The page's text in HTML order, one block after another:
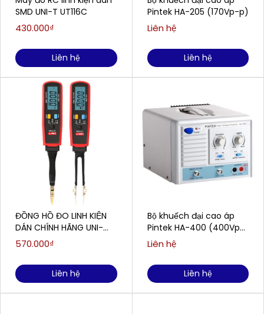
SMD UNI-T UT116C
430.000₫
Liên hệ
ĐỒNG HỒ ĐO LINH KIỆN
DÁN CHÍNH HÃNG UNI-
TREND UT116A
570.000₫
Liên hệ
Pintek HA-205 (170Vp-p)
Liên hệ
Liên hệ
Bộ khuếch đại cao áp
Pintek HA-400 (400Vp-
p / 80mA)
Liên hệ
Liên hệ